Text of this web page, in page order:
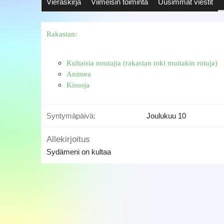
Vieraskirja Viimeisin toiminta Uusimmat viestit
Rakastan:
Kultaisia noutajia (rakastan toki muitakin rotuja)
Animea
Kissoja
Syntymäpäivä Joulukuu 10
Allekirjoitus
Sydämeni on kultaa